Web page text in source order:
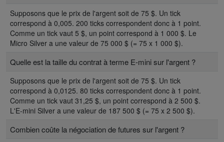
Supposons que le prix de l'argent soit de 75 $. Un tick
correspond à 0,005. 200 ticks correspondent donc à 1 point.
Comme un tick vaut 5 $, un point correspond à 1 000 $. Le
Micro Silver a une valeur de 75 000 $ (= 75 x 1 000 $).
Quelle est la taille du contrat à terme E-mini sur l'argent ?
Supposons que le prix de l'argent soit de 75 $. Un tick
correspond à 0,0125. 80 ticks correspondent donc à 1 point.
Comme un tick vaut 31,25 $, un point correspond à 2 500 $.
L'E-mini Silver a une valeur de 187 500 $ (= 75 x 2 500 $).
Combien coûte la négociation de futures sur l'argent ?